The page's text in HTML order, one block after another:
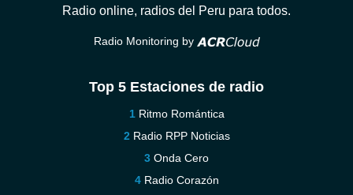
Radio online, radios del Peru para todos.
Radio Monitoring by
Top 5 Estaciones de radio
Ritmo Romántica
Radio RPP Noticias
Onda Cero
Radio Corazón